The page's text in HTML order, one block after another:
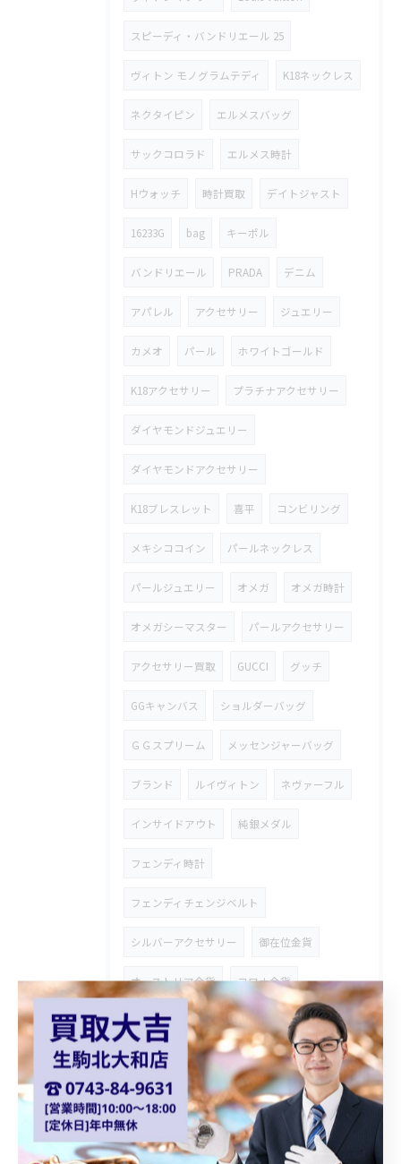
スピーディ・バンドリエール 25
ヴィトン モノグラムテディ K18ネックレス
ネクタイピン エルメスバッグ
サックコロラド エルメス時計
Hウォッチ 時計買取 デイトジャスト
16233G bag キーポル
バンドリエール PRADA デニム
アパレル アクセサリー ジュエリー
カメオ パール ホワイトゴールド
K18アクセサリー プラチナアクセサリー
ダイヤモンドジュエリー
ダイヤモンドアクセサリー
K18ブレスレット 喜平 コンビリング
メキシココイン パールネックレス
パールジュエリー オメガ オメガ時計
オメガシーマスター パールアクセサリー
アクセサリー買取 GUCCI グッチ
GGキャンバス ショルダーバッグ
ＧＧスプリーム メッセンジャーバッグ
ブランド ルイヴィトン ネヴァーフル
インサイドアウト 純銀メダル
フェンディ時計
フェンディチェンジベルト
シルバーアクセサリー 御在位金貨
オーストリア金貨 コロナ金貨
天皇陛下御即位金貨 シャネルバッグ
ダイアナモデル ブランドバッグ
貴金属買取 ショパール Chopard
クォーツ カプシーヌ プラダバッグ